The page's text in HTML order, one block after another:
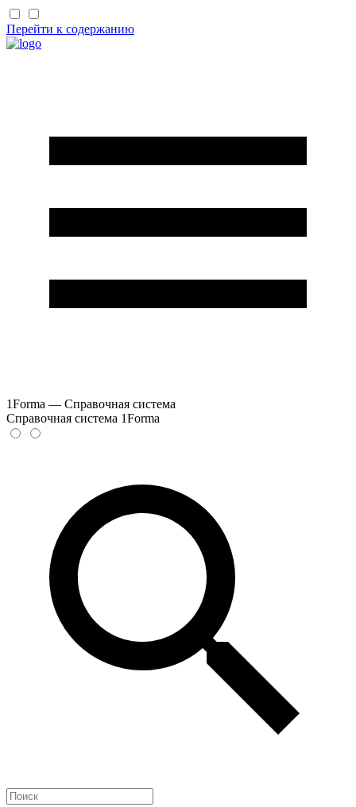
Перейти к содержанию
1Forma — Справочная система
Справочная система 1Forma